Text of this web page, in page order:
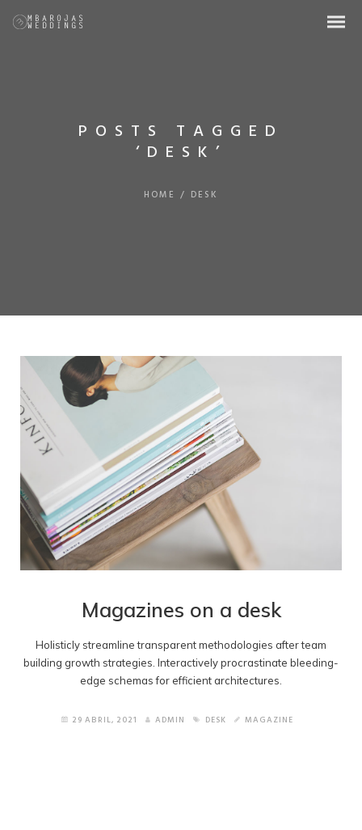
POSTS TAGGED
‘DESK’
HOME / DESK
Magazines on a desk
Holisticly streamline transparent methodologies after team
building growth strategies. Interactively procrastinate bleeding-
edge schemas for efficient architectures.
29 ABRIL, 2021 ADMIN DESK MAGAZINE